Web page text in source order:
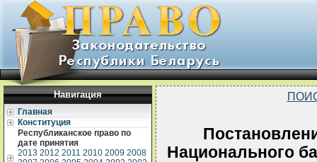
Навигация
Главная
Конституция
Республиканское право по
дате принятия
2013 2012 2011 2010 2009 2008
Национального